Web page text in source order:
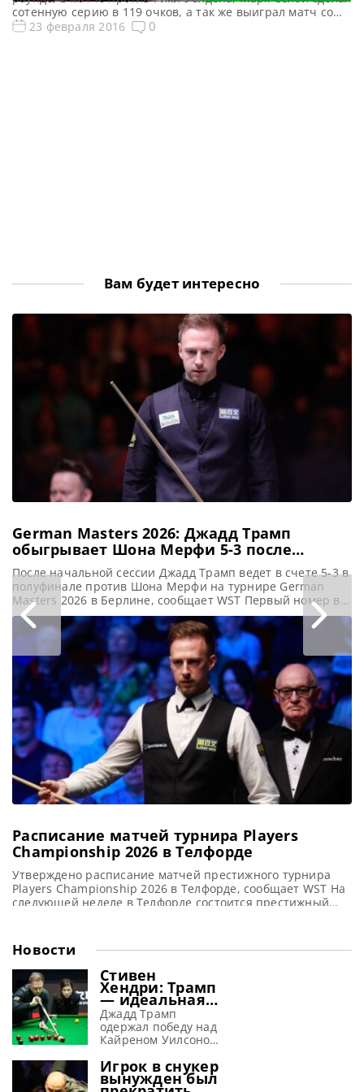
сотенную серию в 119 очков, а так же выиграл матч со
счётом 3-1. https://youtu.be/7OCjvzbVMSQ Поделиться с
23 февраля 2016 0
Вам будет интересно
German Masters 2026: Джадд Трамп
обыгрывает Шона Мерфи 5-3 после
первой сессии
После начальной сессии Джадд Трамп ведет в счете 5-3 в
полуфинале против Шона Мерфи на турнире German
Masters 2026 в Берлине, сообщает WST Первый номер в
мировом рейтинге Джадд Трамп уверенно продвигается к
победе на турнире German Masters 2026, обыгрывая в
финале Шона Мерфи со счетом 5-3 после первой сессии.
Трамп стремится завоевать свой четвертый
Расписание матчей турнира Players
Championship 2026 в Телфорде
Утверждено расписание матчей престижного турнира
Players Championship 2026 в Телфорде, сообщает WST На
следующей неделе в Телфорде состоится престижный
номер мирового рейтинга Джадд Трамп, чемпион мира
Чжао Синьтун, а также легенды спорта Джон Хиггинс,
Марк Селби и Марк Уильямс. Состав участников
Новости
Стивен
Хендри: Трамп
— идеальная
машина для
завоевания
побед
Джадд Трамп
одержал победу над
Кайреном Уилсоном
Мастерс 2026 и, по
словам Хендри,
Игрок в снукер
вынужден был